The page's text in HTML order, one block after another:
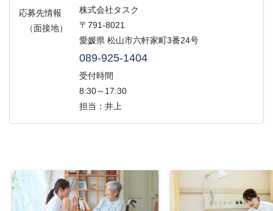
応募先情報
（面接地）
株式会社タスク
〒791-8021
愛媛県 松山市六軒家町3番24号
089-925-1404
受付時間
8:30～17:30
担当：井上